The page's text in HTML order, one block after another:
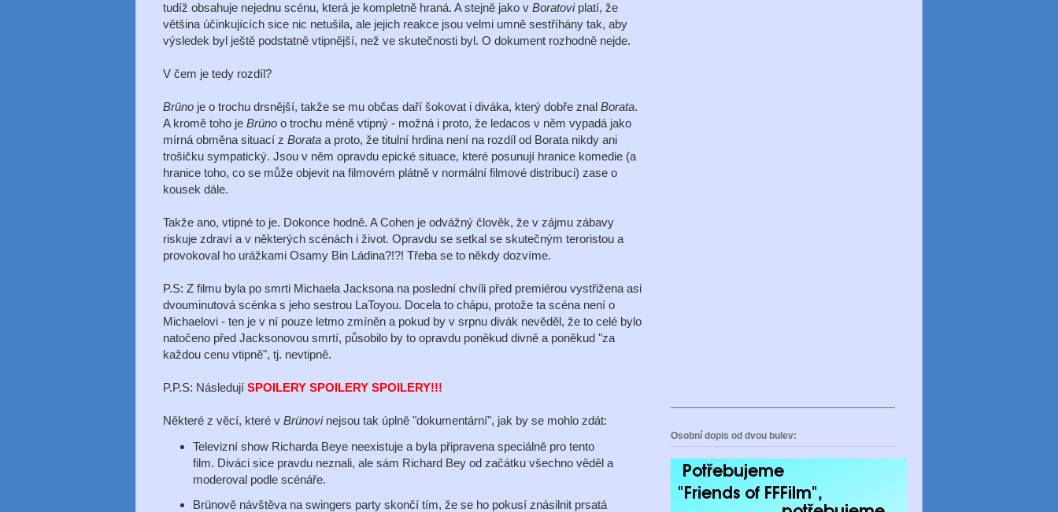
tudíž obsahuje nejednu scénu, která je kompletně hraná. A stejně jako v Boratoviplatí, že
většina účinkujících sice nic netušila, ale jejich reakce jsou velmi umně sestříhány tak, aby
výsledek byl ještě podstatně vtipnější, než ve skutečnosti byl. O dokument rozhodně nejde.
V čem je tedy rozdíl?
Brüno je o trochu drsnější, takže se mu občas daří šokovat i diváka, který dobře znal Borata.
A kromě toho je Brüno o trochu méně vtipný - možná i proto, že ledacos v něm vypadá jako
mírná obměna situací z Borata a proto, že titulní hrdina není na rozdíl od Borata nikdy ani
trošičku sympatický. Jsou v něm opravdu epické situace, které posunují hranice komedie (a
hranice toho, co se může objevit na filmovém plátně v normální filmové distribuci) zase o
kousek dále.
Takže ano, vtipné to je. Dokonce hodně. A Cohen je odvážný člověk, že v zájmu zábavy
riskuje zdraví a v některých scénách i život. Opravdu se setkal se skutečným teroristou a
provokoval ho urážkami Osamy Bin Ládina?!?! Třeba se to někdy dozvíme.
P.S: Z filmu byla po smrti Michaela Jacksona na poslední chvíli před premiérou vystřižena asi
dvouminutová scénka s jeho sestrou LaToyou. Docela to chápu, protože ta scéna není o
Michaelovi - ten je v ní pouze letmo zmíněn a pokud by v srpnu divák nevěděl, že to celé bylo
natočeno před Jacksonovou smrtí, působilo by to opravdu poněkud divně a poněkud "za
každou cenu vtipně", tj. nevtipně.
P.P.S: Následují SPOILERY SPOILERY SPOILERY!!!
Některé z věcí, které v Brünovinejsou tak úplně "dokumentární", jak by se mohlo zdát:
Televizní show Richarda Beye neexistuje a byla připravena speciálně pro tento
film. Diváci sice pravdu neznali, ale sám Richard Bey od začátku všechno věděl a
moderoval podle scénáře.
Brünově návštěva na swingers party skončí tím, že se ho pokusí znásilnit prsatá
Osobní dopis od dvou bulev: